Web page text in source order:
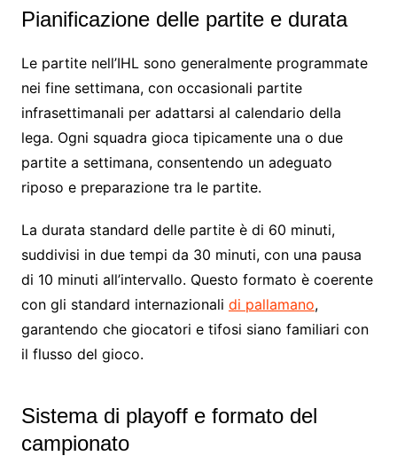
Pianificazione delle partite e durata
Le partite nell’IHL sono generalmente programmate
nei fine settimana, con occasionali partite
infrasettimanali per adattarsi al calendario della
lega. Ogni squadra gioca tipicamente una o due
partite a settimana, consentendo un adeguato
riposo e preparazione tra le partite.
La durata standard delle partite è di 60 minuti,
suddivisi in due tempi da 30 minuti, con una pausa
di 10 minuti all’intervallo. Questo formato è coerente
con gli standard internazionali di pallamano,
garantendo che giocatori e tifosi siano familiari con
il flusso del gioco.
Sistema di playoff e formato del
campionato